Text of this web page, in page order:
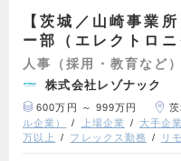
【茨城／山崎事業
ー部（エレクトロ
人事（採用・教育など）
株式会社レゾナック
600万円 ～ 999万円
ル企業）
上場企業 大手企業
万以上
フレックス勤務 リ